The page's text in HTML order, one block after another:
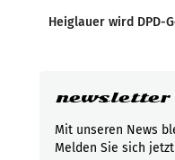
Heiglauer wird DPD-
newsletter
Mit unseren News
Melden Sie sich